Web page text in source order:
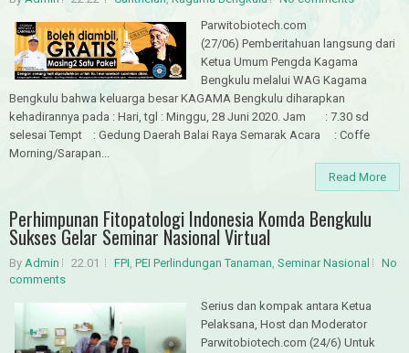
Parwitobiotech.com
(27/06) Pemberitahuan langsung dari
Ketua Umum Pengda Kagama
Bengkulu melalui WAG Kagama
Bengkulu bahwa keluarga besar KAGAMA Bengkulu diharapkan
kehadirannya pada : Hari, tgl : Minggu, 28 Juni 2020. Jam : 7.30 sd
selesai Tempt : Gedung Daerah Balai Raya Semarak Acara : Coffe
Morning/Sarapan...
Read More
Perhimpunan Fitopatologi Indonesia Komda Bengkulu
Sukses Gelar Seminar Nasional Virtual
By Admin 22.01 FPI, PEI Perlindungan Tanaman, Seminar Nasional
No
comments
Serius dan kompak antara Ketua
Pelaksana, Host dan Moderator
Parwitobiotech.com (24/6) Untuk